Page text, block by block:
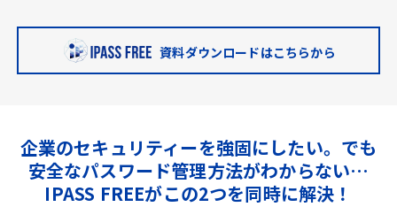
資料ダウンロードはこちらから
企業のセキュリティーを強固にしたい。 でも
安全なパスワード管理方法がわからない…
IPASS FREEがこの2つを同時に解決！